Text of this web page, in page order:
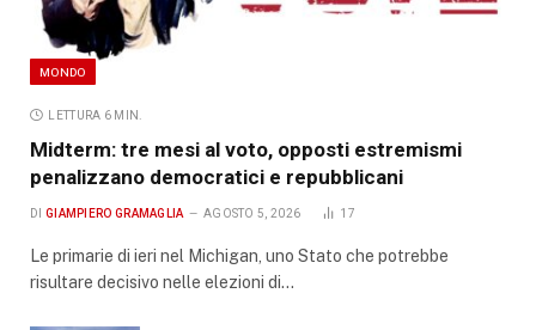
MONDO
LETTURA 6 MIN.
Midterm: tre mesi al voto, opposti estremismi
penalizzano democratici e repubblicani
DI GIAMPIERO GRAMAGLIA AGOSTO 5, 2026 17
Le primarie di ieri nel Michigan, uno Stato che potrebbe
risultare decisivo nelle elezioni di…